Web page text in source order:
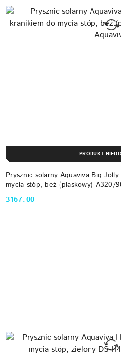
Prysznic solarny Aquaviva Big
mycia stóp, beż (piaskowy) A320/
Cena:
3167.00
PRODUKT